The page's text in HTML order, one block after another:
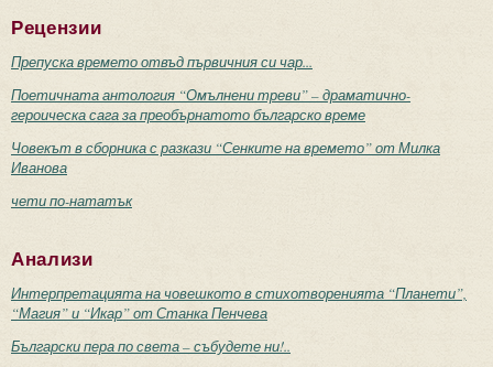
Рецензии
Препуска времето отвъд първичния си чар...
Поетичната антология “Омълнени треви” – драматично-
героическа сага за преобърнатото българско време
Човекът в сборника с разкази “Сенките на времето” от Милка
Иванова
чети по-нататък
Анализи
Интерпретацията на човешкото в стихотворенията “Планети”,
“Магия” и “Икар” от Станка Пенчева
Български пера по света – събудете ни!..